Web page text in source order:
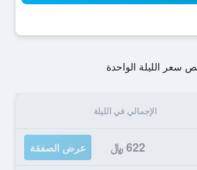
سعر الليلة الواحدة
الإجمالي في الليلة
622 ﷼ عرض الصفقة